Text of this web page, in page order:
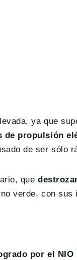
ya que
de propulsión
de ser sólo
que
verde, con sus
por el NIO